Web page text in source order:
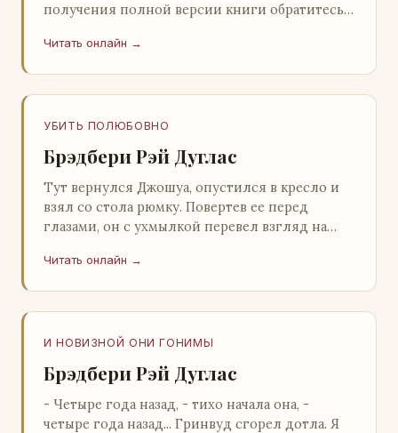
получения полной версии книги обратитесь к
легального ко…
Читать онлайн →
УБИТЬ ПОЛЮБОВНО
Брэдбери Рэй Дуглас
Тут вернулся Джошуа, опустился в кресло и
взял со стола рюмку. Повертев ее перед
глазами, он с ухмылкой перевел взгляд на
видом с…
Читать онлайн →
И НОВИЗНОЙ ОНИ ГОНИМЫ
Брэдбери Рэй Дуглас
- Четыре года назад, - тихо начала она, -
четыре года назад... Гринвуд сгорел дотла. Я